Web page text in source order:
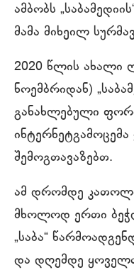
ამბობს
მამა მიხეილ
2020 წლის ახალი
ნოემბრიდან)
განახლებული
შემოგთავაზებთ.
ამ დრომდე
მხოლოდ ერთი
„საბა“
და დღემდე